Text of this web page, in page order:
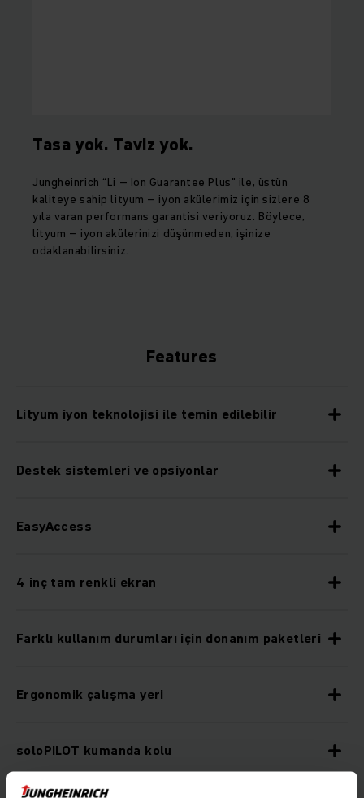
Tasa yok. Taviz yok.
Jungheinrich “Li – Ion Guarantee Plus” ile, üstün
kaliteye sahip lityum – iyon akülerimiz için sizlere 8
yıla varan performans garantisi veriyoruz. Böylece,
lityum – iyon akülerinizi düşünmeden, işinize
odaklanabilirsiniz.
Features
Lityum iyon teknolojisi ile temin edilebilir
Destek sistemleri ve opsiyonlar
EasyAccess
4 inç tam renkli ekran
Farklı kullanım durumları için donanım paketleri
Ergonomik çalışma yeri
soloPILOT kumanda kolu